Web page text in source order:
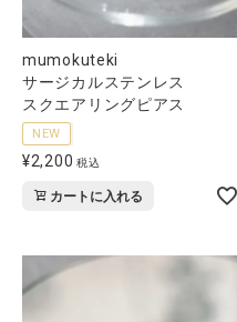
mumokuteki
サージカルステンレス
スクエアリングピアス
NEW
¥2,200 税込
カートに入れる